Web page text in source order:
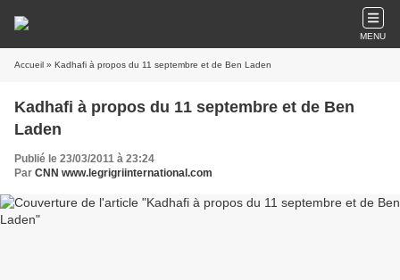
MENU
Accueil » Kadhafi à propos du 11 septembre et de Ben Laden
Kadhafi à propos du 11 septembre et de Ben
Laden
Publié le 23/03/2011 à 23:24
Par CNN www.legrigriinternational.com